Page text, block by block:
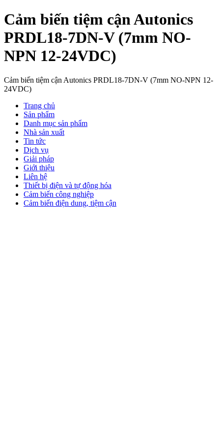
Cảm biến tiệm cận Autonics
PRDL18-7DN-V (7mm NO-
NPN 12-24VDC)
Cảm biến tiệm cận Autonics PRDL18-7DN-V (7mm NO-NPN 12-
24VDC)
Trang chủ
Sản phẩm
Danh mục sản phẩm
Nhà sản xuất
Tin tức
Dịch vụ
Giải pháp
Giới thiệu
Liên hệ
Thiết bị điện và tự động hóa
Cảm biến công nghiệp
Cảm biến điện dung, tiệm cận